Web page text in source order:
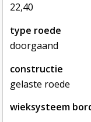
22,40
type roede
doorgaand
constructie
gelaste roede
wieksysteem